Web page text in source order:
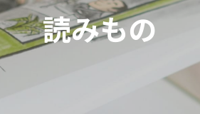
読みもの